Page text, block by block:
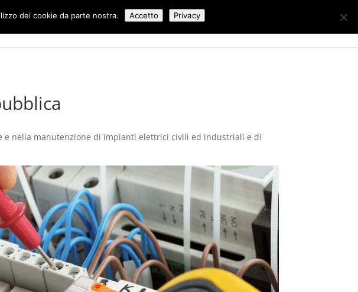
Impianti Elettrici Roma Lavori Eseguiti Blog
e nella manutenzione di impianti elettrici civili ed industriali e di
dei cookie da parte nostra. Accetto Privacy